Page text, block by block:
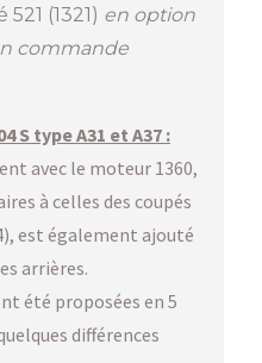
(1321) en option
commande
S type A31 et A37 :
avec le moteur 1360,
à celles des coupés
est également ajouté
arrières.
été proposées en 5
différences